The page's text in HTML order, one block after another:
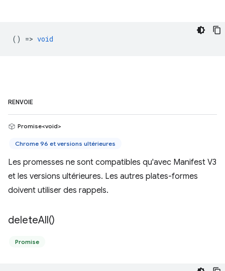
() => void
RENVOIE
Promise<void>
Chrome 96 et versions ultérieures
Les promesses ne sont compatibles qu'avec Manifest V3
et les versions ultérieures. Les autres plates-formes
doivent utiliser des rappels.
deleteAll()
Promise